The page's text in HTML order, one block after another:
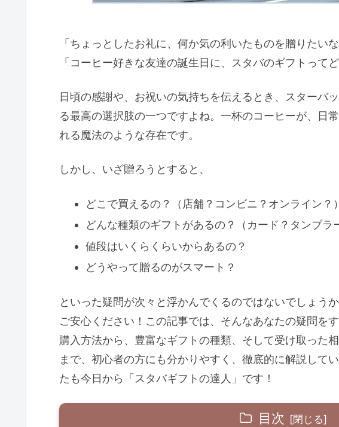
「ちょっとしたお礼に、何か気の利いたものを贈りたいな
「コーヒー好きな友達の誕生日に、スタバのギフトって
日頃の感謝や、お祝いの気持ちを伝えるとき、スターバ
る最高の選択肢の一つですよね。一杯のコーヒーが、日
れる魔法のような存在です。
しかし、いざ贈ろうとすると、
どこで買えるの？（店舗？コンビニ？オンライン？）
どんな種類のギフトがあるの？（カード？タンブラ
値段はいくらくらいからあるの？
どうやって贈るのがスマート？
といった疑問が次々と浮かんでくるのではないでしょうか
ご安心ください！この記事では、そんなあなたの疑問を
購入方法から、豊富なギフトの種類、そして受け取った
まで、初心者の方にも分かりやすく、徹底的に解説して
たも今日から「スタバギフトの達人」です！
目次